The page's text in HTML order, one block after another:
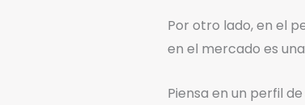
Por otro lado, en el
en el mercado es
Piensa en un perfil